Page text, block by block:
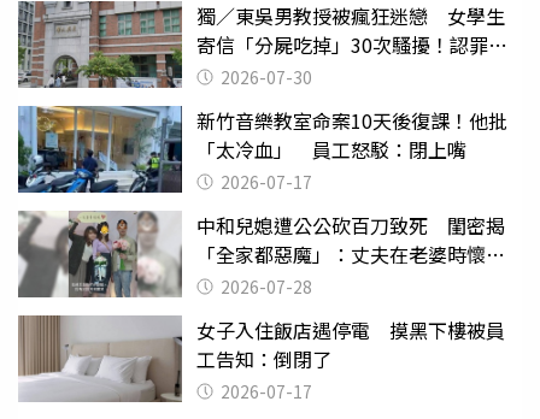
獨／東吳男教授被瘋狂迷戀 女學生
寄信「分屍吃掉」30次騷擾！認罪免
關 2026-07-30
新竹音樂教室命案10天後復課！他批
「太冷血」 員工怒駁：閉上嘴
2026-07-17
中和兒媳遭公公砍百刀致死 閨密揭
「全家都惡魔」：丈夫在老婆時懷孕
摔東西
2026-07-28
女子入住飯店遇停電 摸黑下樓被員
工告知：倒閉了
2026-07-17